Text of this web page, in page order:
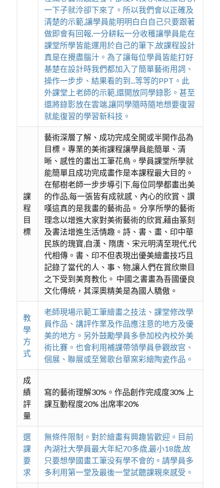
一下子就泠卻下來了。所以我們會以正確及
清楚的示範,讓學員能明明白白自己只要跟著
做即會有回報,一分耕耘一分收穫讓學員能在
課堂所學皆能運用於自己的筆下,故課程設計
真是在攪盡腦汁。為了讓每位學員皆能打好
基楚在設計時我們都加入了簡單藝術用詞、
操作一步步、結果看的到...等等的PPT。此
外課堂上老師的示範,還開放同學錄影。甚至
還將錄影放在雲端,讓同學隨時隨地想要復習
就能復習的學習新科技。
課
程
目
標
藝術深層了解、成功完成全開或半開作品為
目標。專業的美術課程讓學員能簡單、清
晰、感性的畫出工筆花鳥。學員課堂所學就
能簡單且成功完成畫作是本課程最大目的。
在郁樹老師一步步導引下,每位同學都畫出美
的作品,每一張皆有成就感、內心的欣賞、讚
嘆這真的是我畫的藝術品。 分享所學的藝術
理念以增進大家對美術藝術的欣賞,藉由篆刻
及書法增進生活情趣。詩、書、畫、印中華
民族的瑰寶,自漢、隋唐、宋元明清至現代,代
代相傳。書、印不但表現出優美繪畫技巧且
記錄了當代的人、事、物,讓人們在賞欣樂目
之下受到美育教化。 中國之書畫為吾國優良
文化傳統，其深奧精美是為國人驕傲。
教
學
方
式
老師現場示範工筆繪畫之技法、課堂修改學
員作品、講評作業及作品應注意的地方及優
美的地方。另外鼓勵學員多參加校內校外美
術比賽。也會利用補課帶領學員參觀故宫、
個展、聯展或至鶯歌台華窯彩繪陶瓷作品。
成
績
評
量
寫的藝術理解30%。作品創作完成度30% 上
課互動程度20% 出席率20%
選
課
要
求
無條件限制。對於繪畫有興趣皆歡迎。目前
內湖社大學員最大年紀70多歳,最小18歳,故
只要想學國畫工筆没有學不會的。請學員多
多利用第一堂及最後一堂試聽課親來感受。